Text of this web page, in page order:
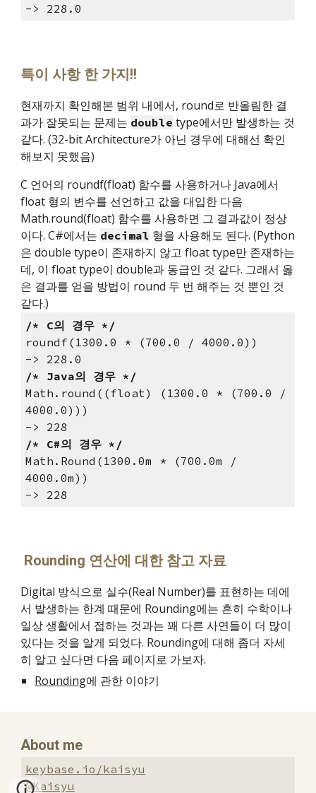
-> 228.0
특이 사항 한 가지!!
현재까지 확인해본 범위 내에서, round로 반올림한 결
과가 잘못되는 문제는 double type에서만 발생하는 것
같다. (32-bit Architecture가 아닌 경우에 대해선 확인
해보지 못했음)
C 언어의 roundf(float) 함수를 사용하거나 Java에서
float 형의 변수를 선언하고 값을 대입한 다음
Math.round(float) 함수를 사용하면 그 결과값이 정상
이다. C#에서는 decimal 형을 사용해도 된다. (Python
은 double type이 존재하지 않고 float type만 존재하는
데, 이 float type이 double과 동급인 것 같다. 그래서 옳
은 결과를 얻을 방법이 round 두 번 해주는 것 뿐인 것
같다.)
/* C의 경우 */
roundf(1300.0 * (700.0 / 4000.0))
-> 228.0
/* Java의 경우 */
Math.round((float) (1300.0 * (700.0 /
4000.0)))
-> 228
/* C#의 경우 */
Math.Round(1300.0m * (700.0m /
4000.0m))
-> 228
Rounding 연산에 대한 참고 자료
Digital 방식으로 실수(Real Number)를 표현하는 데에
서 발생하는 한계 때문에 Rounding에는 흔히 수학이나
일상 생활에서 접하는 것과는 꽤 다른 사연들이 더 많이
있다는 것을 알게 되었다. Rounding에 대해 좀더 자세
히 알고 싶다면 다음 페이지로 가보자.
Rounding에 관한 이야기
About me
keybase.io/kaisyu
@Kaisyu